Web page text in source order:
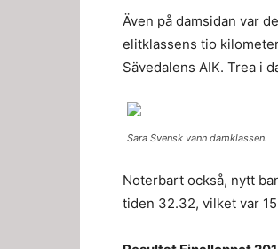
Även på damsidan var
elitklassens tio
Sävedalens AIK. Trea i
Sara Svensk vann damklassen.
Noterbart också, nytt
tiden 32.32, vilket var